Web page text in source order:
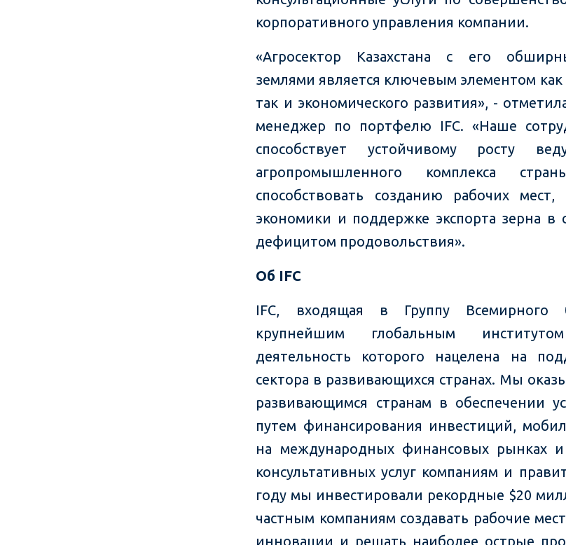
корпоративного управления компании.
«Агросектор Казахстана с его
землями является ключевым элементом как
так и экономического развития», -
менеджер по портфелю IFC. «Наше
способствует устойчивому росту
агропромышленного комплекса
способствовать созданию рабочих мест,
экономики и поддержке экспорта зерна в
дефицитом продовольствия».
Об IFC
IFC, входящая в Группу Всемирного
крупнейшим глобальным
деятельность которого нацелена на
сектора в развивающихся странах. Мы
развивающимся странам в обеспечении
путем финансирования инвестиций,
на международных финансовых рынках и
консультативных услуг компаниям и
году мы инвестировали рекордные $20
частным компаниям создавать рабочие
инновации и решать наиболее острые